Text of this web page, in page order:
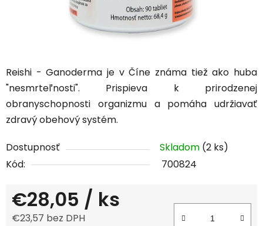
Reishi - Ganoderma je v Číne známa tiež ako huba
"nesmrteľnosti". Prispieva k prirodzenej
obranyschopnosti organizmu a pomáha udržiavať
zdravý obehový systém.
Dostupnosť Skladom (2 ks)
Kód:
700824
€28,05 / ks
€23,57 bez DPH